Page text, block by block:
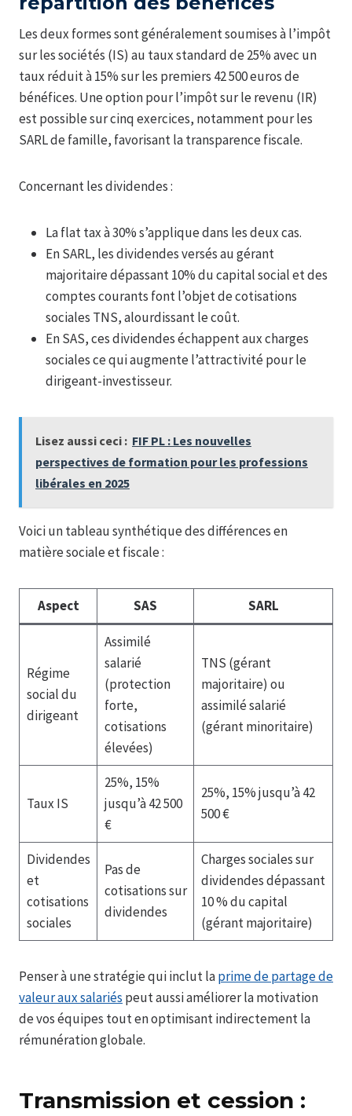
Les deux formes sont généralement soumises à l’impôt
sur les sociétés (IS) au taux standard de 25% avec un
taux réduit à 15% sur les premiers 42 500 euros de
bénéfices. Une option pour l’impôt sur le revenu (IR)
est possible sur cinq exercices, notamment pour les
SARL de famille, favorisant la transparence fiscale.
Concernant les dividendes :
La flat tax à 30% s’applique dans les deux cas.
En SARL, les dividendes versés au gérant
majoritaire dépassant 10% du capital social et des
comptes courants font l’objet de cotisations
sociales TNS, alourdissant le coût.
En SAS, ces dividendes échappent aux charges
sociales ce qui augmente l’attractivité pour le
dirigeant-investisseur.
Lisez aussi ceci : FIF PL : Les nouvelles
perspectives de formation pour les professions
libérales en 2025
Voici un tableau synthétique des différences en
matière sociale et fiscale :
Aspect SAS SARL
Régime
social du
dirigeant
Assimilé
salarié
(protection
forte,
cotisations
élevées)
TNS (gérant
majoritaire) ou
assimilé salarié
(gérant minoritaire)
Taux IS
25%, 15%
jusqu’à 42 500
€
25%, 15% jusqu’à 42
500 €
Dividendes
et
cotisations
sociales
Pas de
cotisations sur
dividendes
Charges sociales sur
dividendes dépassant
10 % du capital
(gérant majoritaire)
Penser à une stratégie qui inclut laprime de partage de
valeur aux salariés peut aussi améliorer la motivation
de vos équipes tout en optimisant indirectement la
rémunération globale.
Transmission et cession :